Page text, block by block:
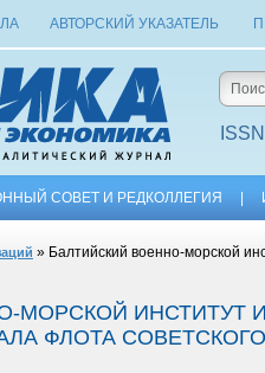
АВТОРСКИЙ УКАЗАТЕЛЬ
СОВЕТ И РЕДКОЛЛЕГИЯ
» Балтийский военно-морской
МОРСКОЙ
ФЛОТА